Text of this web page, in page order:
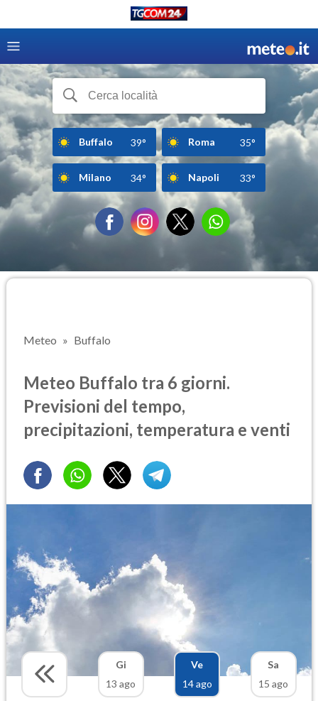
Buffalo 39° Roma 35°
Milano 34° Napoli 33°
Meteo Buffalo
Meteo Buffalo tra 6 giorni.
Previsioni del tempo,
precipitazioni, temperatura e venti
Gi
13 ago
Ve
14 ago
Sa
15 ago